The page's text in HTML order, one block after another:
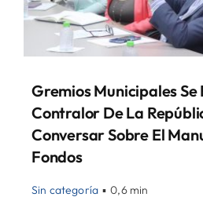
Gremios Municipales Se
Contralor De La
Conversar Sobre El
Fondos
Sin categoría ▪ 0,6 min